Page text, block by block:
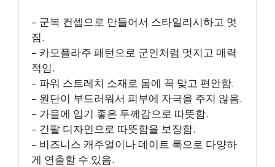
– 군복 컨셉으로 만들어서 스타일리시하고 멋
짐.
– 카모플라주 패턴으로 군인처럼 멋지고 매력
적임.
– 파워 스트레치 소재로 몸에 꼭 맞고 편안함.
– 원단이 부드러워서 피부에 자극을 주지 않음.
– 가을에 입기 좋은 두께감으로 따뜻함.
– 긴팔 디자인으로 따뜻함을 보장함.
– 비즈니스 캐주얼이나 데이트 룩으로 다양하
게 연출할 수 있음.